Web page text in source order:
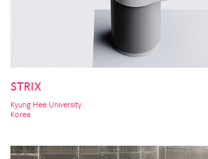
STRIX
Kyung Hee University
Korea